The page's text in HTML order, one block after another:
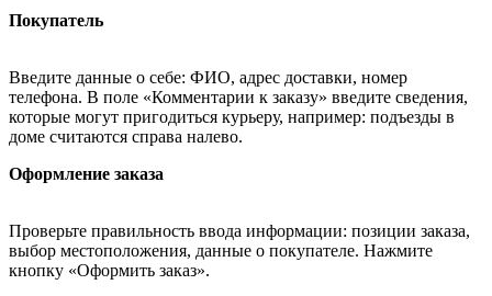
Покупатель
Введите данные о себе: ФИО, адрес доставки, номер
телефона. В поле «Комментарии к заказу» введите сведения,
которые могут пригодиться курьеру, например: подъезды в
доме считаются справа налево.
Оформление заказа
Проверьте правильность ввода информации: позиции заказа,
выбор местоположения, данные о покупателе. Нажмите
кнопку «Оформить заказ».